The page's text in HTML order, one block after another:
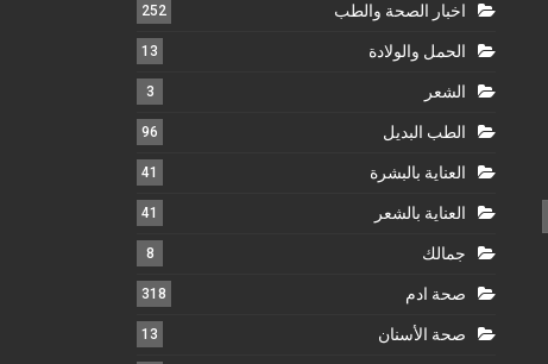
اخبار الصحة والطب 252
الحمل والولادة 13
الشعر 3
الطب البديل 96
العناية بالبشرة 41
العناية بالشعر 41
جمالك 8
صحة ادم 318
صحة الأسنان 13